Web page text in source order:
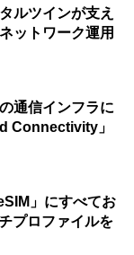
ルツインが支え
ットワーク運用
通信インフラに
Connectivity」
」にすべてお
プロファイルを